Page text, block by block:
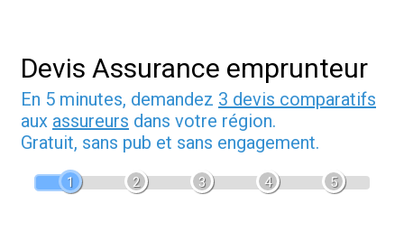
Devis Assurance emprunteur
En 5 minutes, demandez 3 devis comparatifs
aux assureurs dans votre région.
Gratuit, sans pub et sans engagement.
1 2 3 4 5